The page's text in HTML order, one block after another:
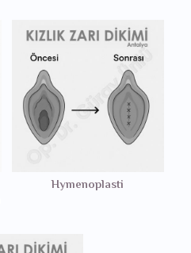
Hymenoplasti